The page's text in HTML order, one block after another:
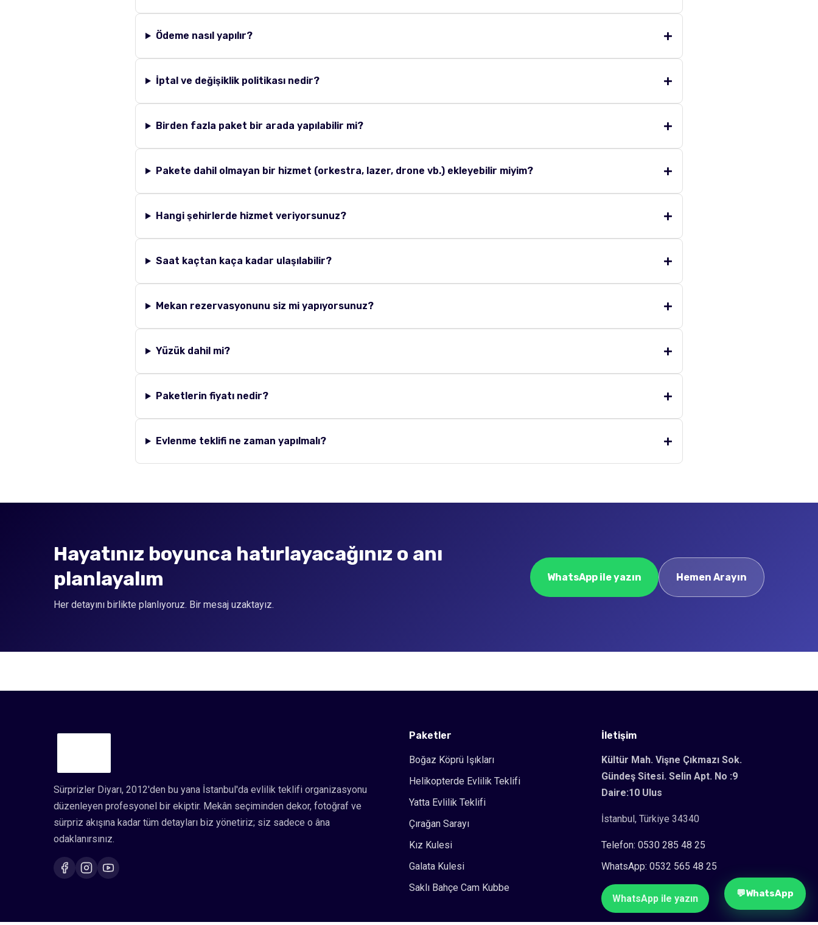
Ödeme nasıl yapılır?
İptal ve değişiklik politikası nedir?
Birden fazla paket bir arada yapılabilir mi?
Pakete dahil olmayan bir hizmet (orkestra, lazer, drone vb.) ekleyebilir miyim?
Hangi şehirlerde hizmet veriyorsunuz?
Saat kaçtan kaça kadar ulaşılabilir?
Mekan rezervasyonunu siz mi yapıyorsunuz?
Yüzük dahil mi?
Paketlerin fiyatı nedir?
Evlenme teklifi ne zaman yapılmalı?
Hayatınız boyunca hatırlayacağınız o anı
planlayalım
Her detayını birlikte planlıyoruz. Bir mesaj uzaktayız.
WhatsApp ile yazın Hemen Arayın
Sürprizler Diyarı, 2012'den bu yana İstanbul'da evlilik teklifi organizasyonu
düzenleyen profesyonel bir ekiptir. Mekân seçiminden dekor, fotoğraf ve
sürpriz akışına kadar tüm detayları biz yönetiriz; siz sadece o âna
odaklanırsınız.
Paketler
Boğaz Köprü Işıkları
Helikopterde Evlilik Teklifi
Yatta Evlilik Teklifi
Çırağan Sarayı
Kız Kulesi
Galata Kulesi
Saklı Bahçe Cam Kubbe
İletişim
Kültür Mah. Vişne Çıkmazı Sok.
Gündeş Sitesi. Selin Apt. No :9
Daire:10 Ulus
İstanbul, Türkiye 34340
Telefon: 0530 285 48 25
WhatsApp: 0532 565 48 25
WhatsApp ile yazın 💬WhatsApp